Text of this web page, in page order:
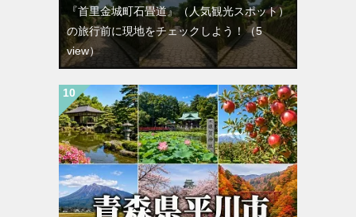
『首里金城町石畳道』（人気観光スポット）
の旅行前に現地をチェックしよう！ （5
view）